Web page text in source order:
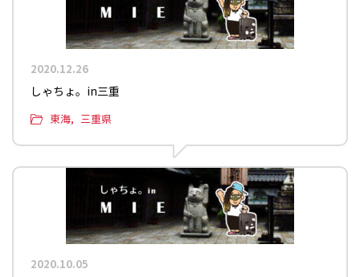
2020.12.26
しゃちょ。in三重
東海 三重県
2020.10.05